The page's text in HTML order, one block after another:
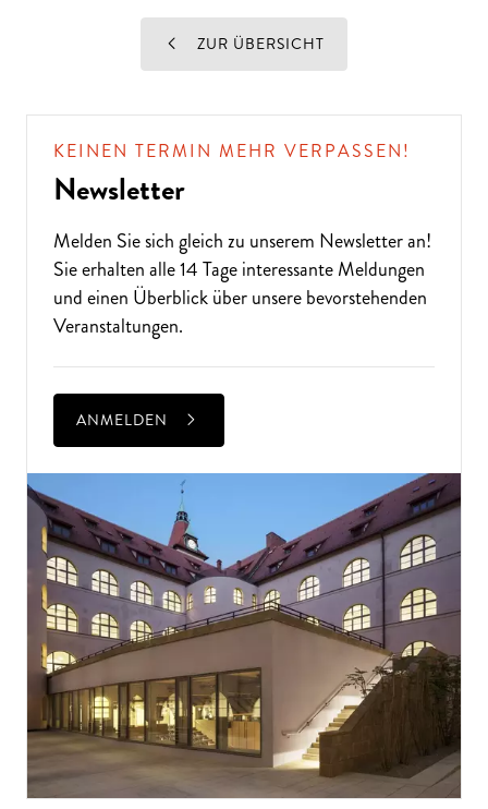
ZUR ÜBERSICHT
KEINEN TERMIN MEHR VERPASSEN!
Newsletter
Melden Sie sich gleich zu unserem Newsletteran!
Sie erhalten alle 14 Tage interessante Meldungen
und einen Überblick über unsere bevorstehenden
Veranstaltungen.
ANMELDEN